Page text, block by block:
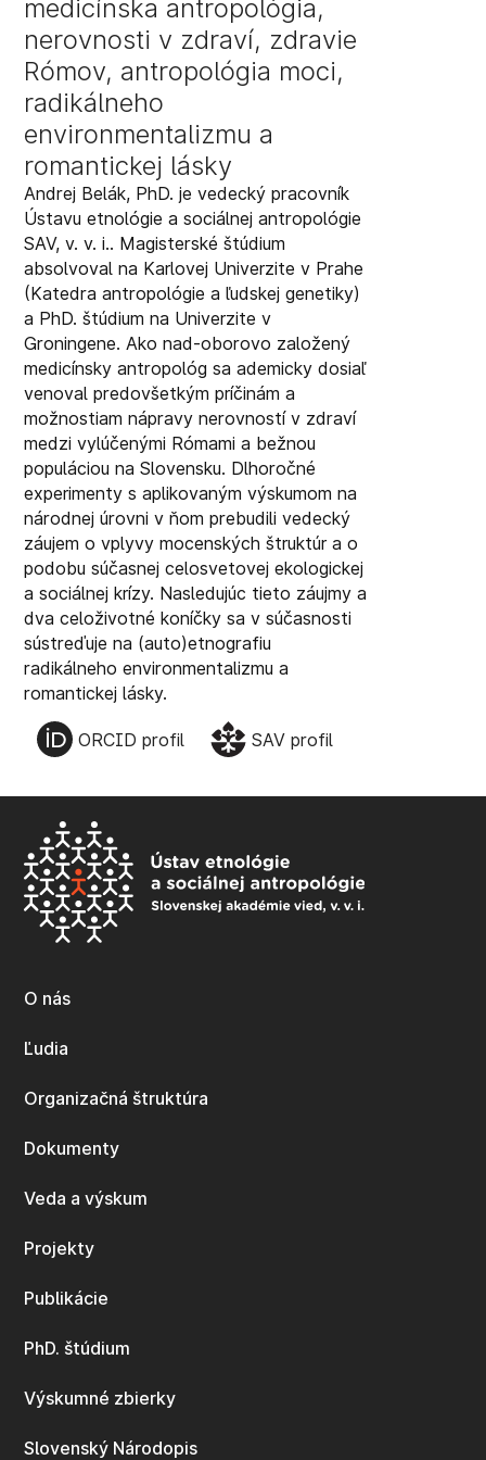
medicínska antropológia,
nerovnosti v zdraví, zdravie
Rómov, antropológia moci,
radikálneho
environmentalizmu a
romantickej lásky
Andrej Belák, PhD. je vedecký pracovník
Ústavu etnológie a sociálnej antropológie
SAV, v. v. i.. Magisterské štúdium
absolvoval na Karlovej Univerzite v Prahe
(Katedra antropológie a ľudskej genetiky)
a PhD. štúdium na Univerzite v
Groningene. Ako nad-oborovo založený
medicínsky antropológ sa ademicky dosiaľ
venoval predovšetkým príčinám a
možnostiam nápravy nerovností v zdraví
medzi vylúčenými Rómami a bežnou
populáciou na Slovensku. Dlhoročné
experimenty s aplikovaným výskumom na
národnej úrovni v ňom prebudili vedecký
záujem o vplyvy mocenských štruktúr a o
podobu súčasnej celosvetovej ekologickej
a sociálnej krízy. Nasledujúc tieto záujmy a
dva celoživotné koníčky sa v súčasnosti
sústreďuje na (auto)etnografiu
radikálneho environmentalizmu a
romantickej lásky.
ORCID profil SAV profil
O nás
Ľudia
Organizačná štruktúra
Dokumenty
Veda a výskum
Projekty
Publikácie
PhD. štúdium
Výskumné zbierky
Slovenský Národopis